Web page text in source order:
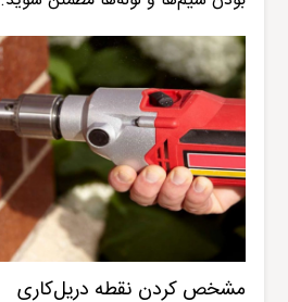
مشخص کردن نقطه دریل‌کاری